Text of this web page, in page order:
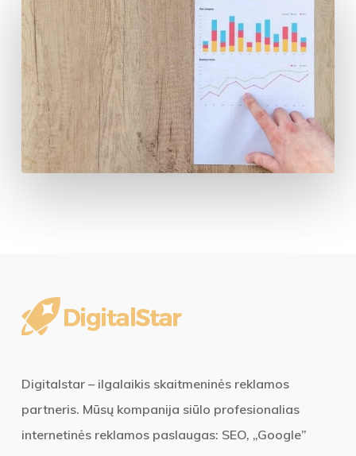
Digitalstar – ilgalaikis skaitmeninės reklamos
partneris. Mūsų kompanija siūlo profesionalias
internetinės reklamos paslaugas: SEO, „Google”